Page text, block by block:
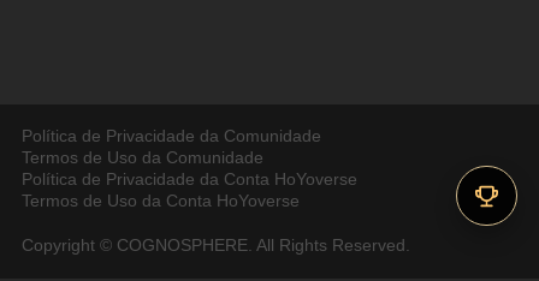
Política de Privacidade da Comunidade
Termos de Uso da Comunidade
Política de Privacidade da Conta HoYoverse
Termos de Uso da Conta HoYoverse
Copyright © COGNOSPHERE. All Rights Reserved.